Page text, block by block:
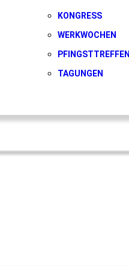
KONGRESS
WERKWOCHEN
PFINGSTTREFFEN
TAGUNGEN